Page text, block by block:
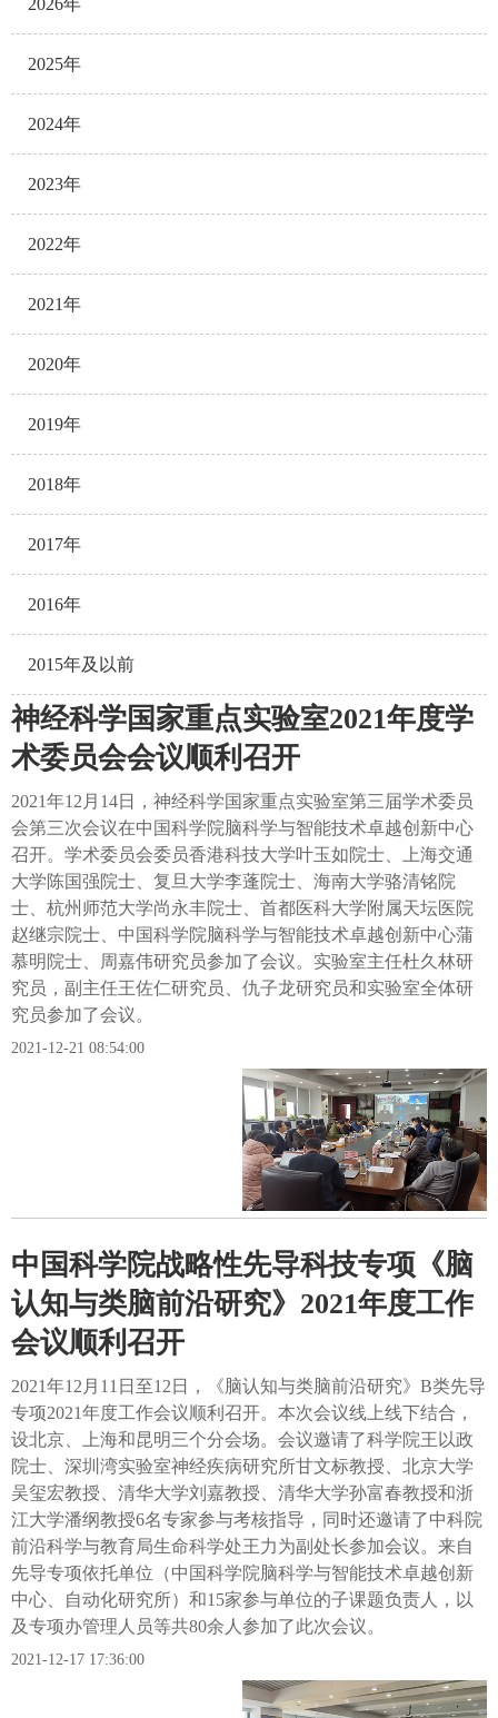
2026年
2025年
2024年
2023年
2022年
2021年
2020年
2019年
2018年
2017年
2016年
2015年及以前
神经科学国家重点实验室2021年度学
术委员会会议顺利召开
2021年12月14日，神经科学国家重点实验室第三届学术委员
会第三次会议在中国科学院脑科学与智能技术卓越创新中心
召开。学术委员会委员香港科技大学叶玉如院士、上海交通
大学陈国强院士、复旦大学李蓬院士、海南大学骆清铭院
士、杭州师范大学尚永丰院士、首都医科大学附属天坛医院
赵继宗院士、中国科学院脑科学与智能技术卓越创新中心蒲
慕明院士、周嘉伟研究员参加了会议。实验室主任杜久林研
究员，副主任王佐仁研究员、仇子龙研究员和实验室全体研
究员参加了会议。
2021-12-21 08:54:00
中国科学院战略性先导科技专项《脑
认知与类脑前沿研究》2021年度工作
会议顺利召开
2021年12月11日至12日，《脑认知与类脑前沿研究》B类先导
专项2021年度工作会议顺利召开。本次会议线上线下结合，
设北京、上海和昆明三个分会场。会议邀请了科学院王以政
院士、深圳湾实验室神经疾病研究所甘文标教授、北京大学
吴玺宏教授、清华大学刘嘉教授、清华大学孙富春教授和浙
江大学潘纲教授6名专家参与考核指导，同时还邀请了中科院
前沿科学与教育局生命科学处王力为副处长参加会议。来自
先导专项依托单位（中国科学院脑科学与智能技术卓越创新
中心、自动化研究所）和15家参与单位的子课题负责人，以
及专项办管理人员等共80余人参加了此次会议。
2021-12-17 17:36:00